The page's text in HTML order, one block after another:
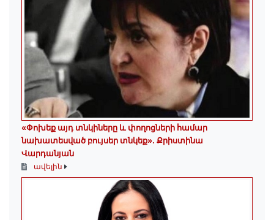
«Փոխեք այդ տնկիները և փողոցների համար
նախատեսված բույսեր տնկեք». Քրիստինա
Վարդանյան
ավելին